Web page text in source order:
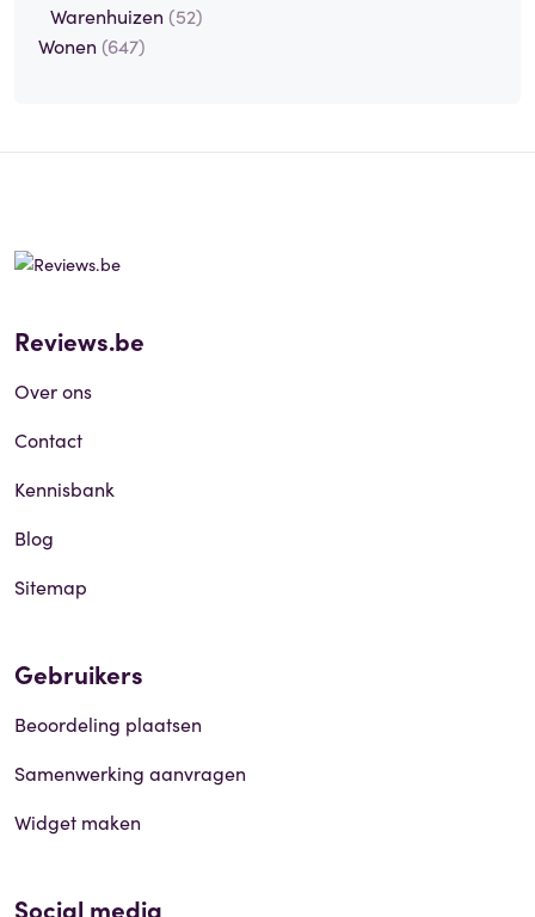
Warenhuizen (52)
Wonen (647)
Reviews.be
Over ons
Contact
Kennisbank
Blog
Sitemap
Gebruikers
Beoordeling plaatsen
Samenwerking aanvragen
Widget maken
Social media